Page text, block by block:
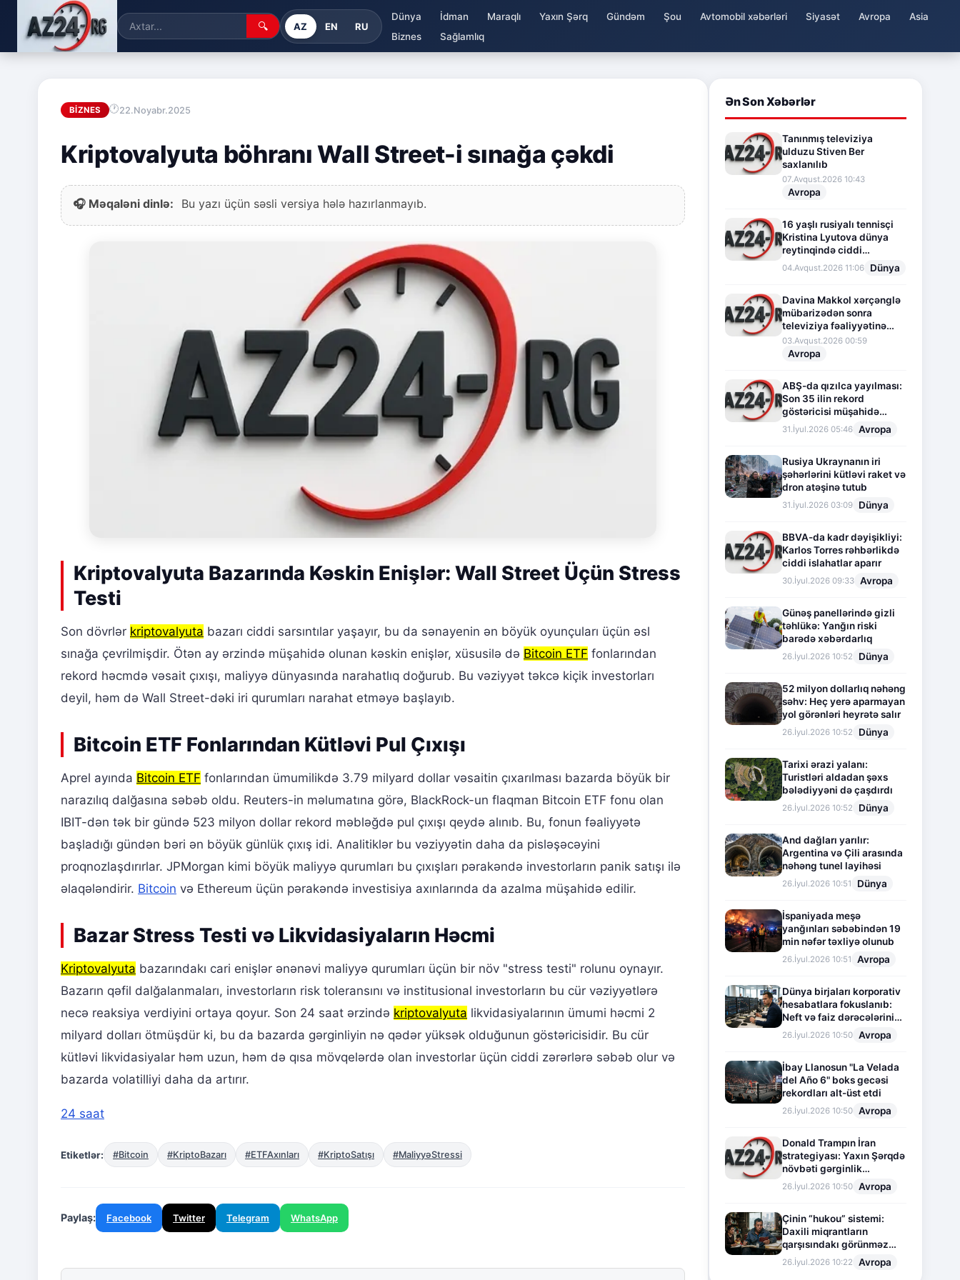
🔍 AZ EN RU
Dünya İdman Maraqlı Yaxın Şərq Gündəm Şou Avtomobil xəbərləri Siyasət Avropa
Asia
Biznes
Sağlamlıq
BIZNES 22.Noyabr.2025
Kriptovalyuta böhranı Wall Street-i sınağa çəkdi
🎧 Məqaləni dinlə: Bu yazı üçün səsli versiya hələ hazırlanmayıb.
Kriptovalyuta Bazarında Kəskin Enişlər: Wall Street Üçün Stress
Testi
Son dövrlər kriptovalyuta bazarı ciddi sarsıntılar yaşayır, bu da sənayenin ən böyük oyunçuları üçün əsl
sınağa çevrilmişdir. Ötən ay ərzində müşahidə olunan kəskin enişlər, xüsusilə də Bitcoin ETF fonlarından
rekord həcmdə vəsait çıxışı, maliyyə dünyasında narahatlıq doğurub. Bu vəziyyət təkcə kiçik investorları
deyil, həm də Wall Street-dəki iri qurumları narahat etməyə başlayıb.
Bitcoin ETF Fonlarından Kütləvi Pul Çıxışı
Aprel ayında Bitcoin ETF fonlarından ümumilikdə 3.79 milyard dollar vəsaitin çıxarılması bazarda böyük bir
narazılıq dalğasına səbəb oldu. Reuters-in məlumatına görə, BlackRock-un flaqman Bitcoin ETF fonu olan
IBIT-dən tək bir gündə 523 milyon dollar rekord məbləğdə pul çıxışı qeydə alınıb. Bu, fonun fəaliyyətə
başladığı gündən bəri ən böyük günlük çıxış idi. Analitiklər bu vəziyyətin daha da pisləşəcəyini
proqnozlaşdırırlar. JPMorgan kimi böyük maliyyə qurumları bu çıxışları pərakəndə investorların panik satışı ilə
əlaqələndirir. Bitcoin və Ethereum üçün pərakəndə investisiya axınlarında da azalma müşahidə edilir.
Bazar Stress Testi və Likvidasiyaların Həcmi
Kriptovalyuta bazarındakı cari enişlər ənənəvi maliyyə qurumları üçün bir növ "stress testi" rolunu oynayır.
Bazarın qəfil dalğalanmaları, investorların risk toleransını və institusional investorların bu cür vəziyyətlərə
necə reaksiya verdiyini ortaya qoyur. Son 24 saat ərzində kriptovalyuta likvidasiyalarının ümumi həcmi 2
milyard dolları ötmüşdür ki, bu da bazarda gərginliyin nə qədər yüksək olduğunun göstəricisidir. Bu cür
kütləvi likvidasiyalar həm uzun, həm də qısa mövqelərdə olan investorlar üçün ciddi zərərlərə səbəb olur və
bazarda volatilliyi daha da artırır.
24 saat
Etiketlər: #Bitcoin #KriptoBazarı #ETFAxınları #KriptoSatışı #MaliyyəStressi
Paylaş: Facebook Twitter Telegram WhatsApp
Ən Son Xəbərlər
Tanınmış televiziya
ulduzu Stiven Ber
saxlanılıb
07.Avqust.2026 10:43
Avropa
16 yaşlı rusiyalı tennisçi
Kristina Lyutova dünya
reytinqində ciddi
irəliləyişə imza atdı
04.Avqust.2026 11:06 Dünya
Davina Makkol xərçənglə
mübarizədən sonra
televiziya fəaliyyətinə
fasilə verir
03.Avqust.2026 00:59
Avropa
ABŞ-da qızılca yayılması:
Son 35 ilin rekord
göstəricisi müşahidə
olunur
31.İyul.2026 05:46 Avropa
Rusiya Ukraynanın iri
şəhərlərini kütləvi raket və
dron atəşinə tutub
31.İyul.2026 03:09 Dünya
BBVA-da kadr dəyişikliyi:
Karlos Torres rəhbərlikdə
ciddi islahatlar aparır
30.İyul.2026 09:33 Avropa
Günəş panellərində gizli
təhlükə: Yanğın riski
barədə xəbərdarlıq
26.İyul.2026 10:52 Dünya
52 milyon dollarlıq nəhəng
səhv: Heç yerə aparmayan
yol görənləri heyrətə salır
26.İyul.2026 10:52 Dünya
Tarixi ərazi yalanı:
Turistləri aldadan şəxs
bələdiyyəni də çaşdırdı
26.İyul.2026 10:52 Dünya
And dağları yarılır:
Argentina və Çili arasında
nəhəng tunel layihəsi
26.İyul.2026 10:51 Dünya
İspaniyada meşə
yanğınları səbəbindən 19
min nəfər təxliyə olunub
26.İyul.2026 10:51 Avropa
Dünya birjaları korporativ
hesabatlara fokuslanıb:
Neft və faiz dərəcələrinin
təsiri altında cari vəziyyət
26.İyul.2026 10:50 Avropa
İbay Llanosun "La Velada
del Año 6" boks gecəsi
rekordları alt-üst etdi
26.İyul.2026 10:50 Avropa
Donald Trampın İran
strategiyası: Yaxın Şərqdə
növbəti gərginlik
mərhələsi
26.İyul.2026 10:50 Avropa
Çinin “hukou” sistemi:
Daxili miqrantların
qarşısındakı görünməz
sədd
26.İyul.2026 10:22 Avropa